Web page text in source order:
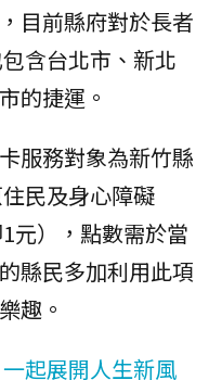
目前縣府對於長者
包含台北市、新北
的捷運。
服務對象為新竹縣
民及身心障礙
元），點數需於當
縣民多加利用此項
趣。
起展開人生新風